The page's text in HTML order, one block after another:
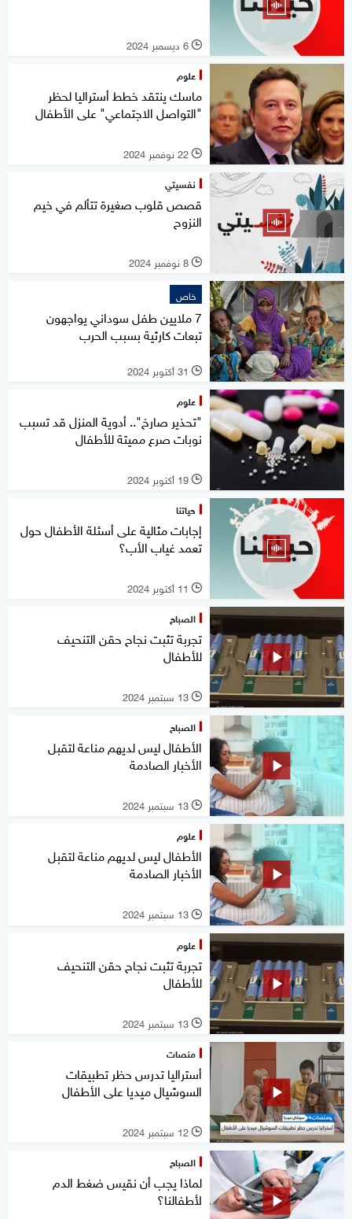
l 6 ديسمبر 2024
علوم
ماسك ينتقد خطط أستراليا لحظر
"التواصل الاجتماعي" على الأطفال
l 22 نوفمبر 2024
نفسيتي
قصص قلوب صغيرة تتألم في خيم
النزوح
l 8 نوفمبر 2024
خاص
7 ملايين طفل سوداني يواجهون
تبعات كارثية بسبب الحرب
l 31 أكتوبر 2024
علوم
"تحذير صارخ".. أدوية المنزل قد تسبب
نوبات صرع مميتة للأطفال
l 19 أكتوبر 2024
حياتنا
إجابات مثالية على أسئلة الأطفال حول
تعمد غياب الأب؟
l 11 أكتوبر 2024
الصباح
تجربة تثبت نجاح حقن التنحيف
للأطفال
l 13 سبتمبر 2024
الصباح
الأطفال ليس لديهم مناعة لتقبل
الأخبار الصادمة
l 13 سبتمبر 2024
علوم
الأطفال ليس لديهم مناعة لتقبل
الأخبار الصادمة
l 13 سبتمبر 2024
علوم
تجربة تثبت نجاح حقن التنحيف
للأطفال
l 13 سبتمبر 2024
منصات
أستراليا تدرس حظر تطبيقات
السوشيال ميديا على الأطفال
l 12 سبتمبر 2024
الصباح
لماذا يجب أن نقيس ضغط الدم
لأطفالنا؟